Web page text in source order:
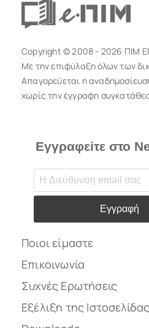
Copyright © 2008 - 2026 ΠΙΜ
Με την επιφύλαξη όλων των
Απαγορεύεται η
χωρίς την έγγραφη
Εγγραφείτε στο
Εγγραφή
Ποιοι είμαστε
Επικοινωνία
Συχνές Ερωτήσεις
Εξέλιξη της Ιστοσελίδας